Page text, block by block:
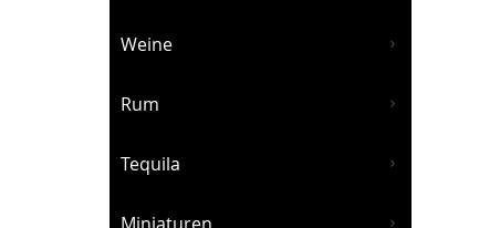
Weine
Rum
Tequila